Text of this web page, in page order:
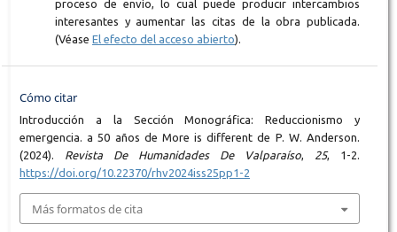
proceso de envío, lo cual puede producir intercambios
interesantes y aumentar las citas de la obra publicada.
(Véase El efecto del acceso abierto).
Cómo citar
Introducción a la Sección Monográfica: Reduccionismo y
emergencia. a 50 años de More is different de P. W. Anderson.
(2024). Revista De Humanidades De Valparaíso, 25, 1-2.
https://doi.org/10.22370/rhv2024iss25pp1-2
Más formatos de cita